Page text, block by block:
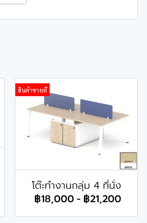
สินค้าขายดี
โต๊ะทำงานกลุ่ม 4 ที่นั่ง
฿18,000- ฿21,200